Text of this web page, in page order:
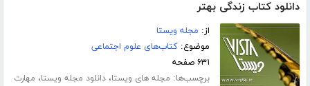
دانلود کتاب زندگی بهتر
از: مجله ویستا
موضوع:کتاب‌های علوم اجتماعی
۶۳۱ صفحه
برچسب‌ها: مجله های ویستا،دانلود مجله ویستا، مهارت